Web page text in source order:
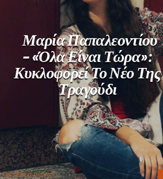
Μαρία Παπαλεοντίου
– «Όλα Είναι Τώρα»:
Κυκλοφορεί Το Νέο Της
Τραγούδι
Oμάδα Σύνταξης Ι